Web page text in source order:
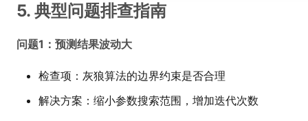
5. 典型问题排查指南
问题1：预测结果波动大
检查项：灰狼算法的边界约束是否合理
解决方案：缩小参数搜索范围，增加迭代次数